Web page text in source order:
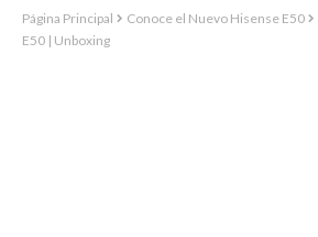
Página Principal Conoce el Nuevo Hisense E50
E50 | Unboxing